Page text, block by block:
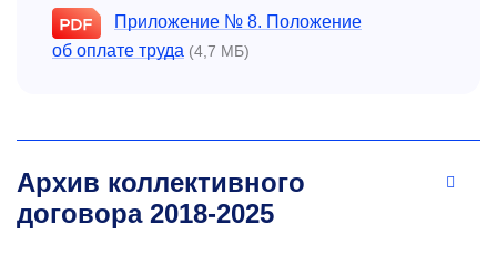
Приложение № 8. Положение
об оплате труда (4,7 МБ)
Архив коллективного
договора 2018-2025